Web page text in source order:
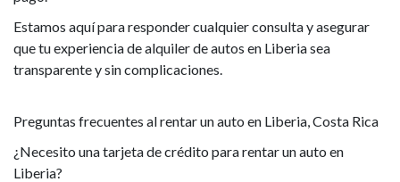
Estamos aquí para responder cualquier consulta y asegurar
que tu experiencia de alquiler de autos en Liberia sea
transparente y sin complicaciones.
Preguntas frecuentes al rentar un auto en Liberia, Costa Rica
¿Necesito una tarjeta de crédito para rentar un auto en
Liberia?